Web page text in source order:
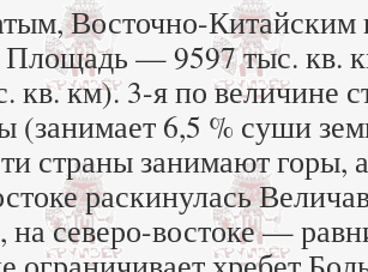
Восточно-
— 9597 тыс. кв.
кв. км). 3-я по величине
(занимает 6,5 % суши
страны занимают горы,
раскинулась
на северо-востоке —